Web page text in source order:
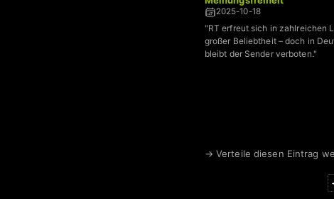
2025-10-18
"RT erfreut sich in zahlreichen
großer Beliebtheit – doch in
bleibt der Sender verboten."
→ Verteile diesen Eintrag